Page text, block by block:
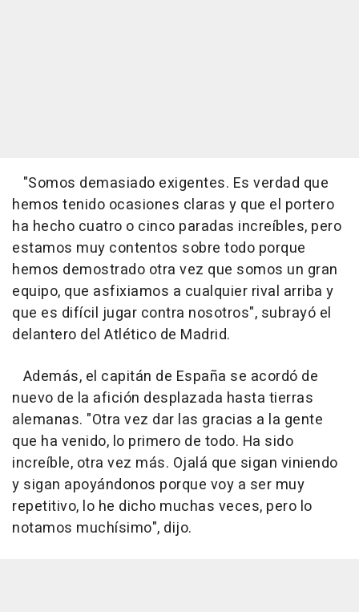
"Somos demasiado exigentes. Es verdad que
hemos tenido ocasiones claras y que el portero
ha hecho cuatro o cinco paradas increíbles, pero
estamos muy contentos sobre todo porque
hemos demostrado otra vez que somos un gran
equipo, que asfixiamos a cualquier rival arriba y
que es difícil jugar contra nosotros", subrayó el
delantero del Atlético de Madrid.
Además, el capitán de España se acordó de
nuevo de la afición desplazada hasta tierras
alemanas. "Otra vez dar las gracias a la gente
que ha venido, lo primero de todo. Ha sido
increíble, otra vez más. Ojalá que sigan viniendo
y sigan apoyándonos porque voy a ser muy
repetitivo, lo he dicho muchas veces, pero lo
notamos muchísimo", dijo.